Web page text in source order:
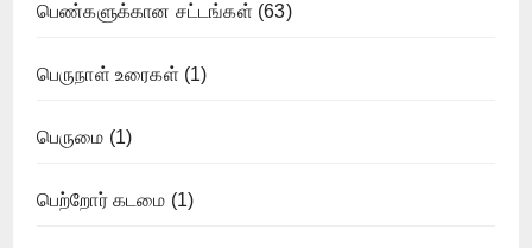
பெண்களுக்கான சட்டங்கள் (63)
பெருநாள் உரைகள் (1)
பெருமை (1)
பெற்றோர் கடமை (1)